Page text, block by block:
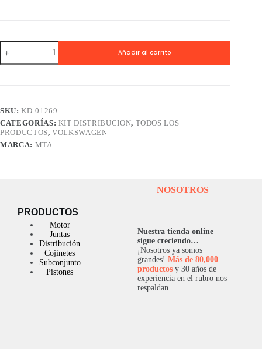
Kit
distribucion
Distribucion
16V
(160D)
(KTB788-
101148-
Añadir al carrito
SKU:KD-01269
CATEGORÍAS: KIT DISTRIBUCION, TODOS LOS
PRODUCTOS,VOLKSWAGEN
MARCA: MTA
PRODUCTOS
Motor
Juntas
Distribución
Cojinetes
Subconjunto
Pistones
NOSOTROS
Nuestra tienda online
sigue creciendo…
¡Nosotros ya somos
grandes!Más de 80,000
productos y 30 años de
experiencia en el rubro nos
respaldan.